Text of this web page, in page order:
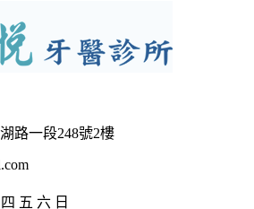
路一段248號2樓
四 五 六 日